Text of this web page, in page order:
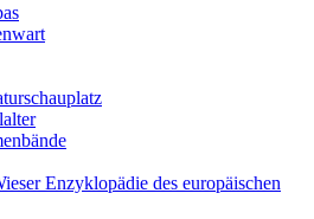
Enzyklopädie des europäischen